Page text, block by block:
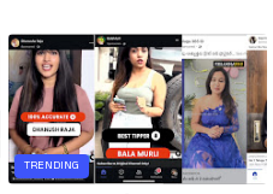
TRENDING